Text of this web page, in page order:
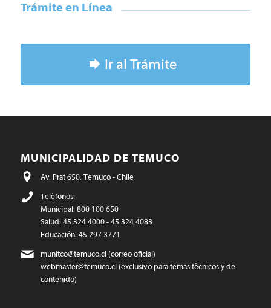
Trámite en Línea
Ir al Trámite
MUNICIPALIDAD DE TEMUCO
Av. Prat 650, Temuco - Chile
Teléfonos:
Municipal: 800 100 650
Salud: 45 324 4000 - 45 324 4083
Educación: 45 297 3771
munitco@temuco.cl(correo oficial)
webmaster@temuco.cl(exclusivo para temas técnicos y de
contenido)